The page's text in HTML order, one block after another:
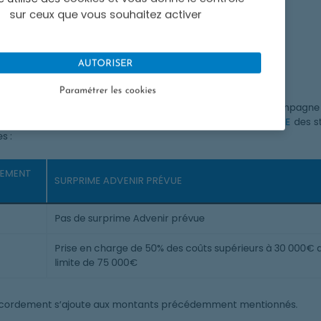
sur ceux que vous souhaitez activer
AUTORISER
Paramétrer les cookies
électrique
prime par niveau de station, le programme Advenir
stations et hubs après réfaction de la part liée à le
TURPE des
:
SURPRIME ADVENIR PRÉVUE
Pas de surprime Advenir prévue
Prise en charge de 50% des coûts supérieurs à 30 000€
limite de 75 000€
s’ajoute aux montants précédemment mentionnés.